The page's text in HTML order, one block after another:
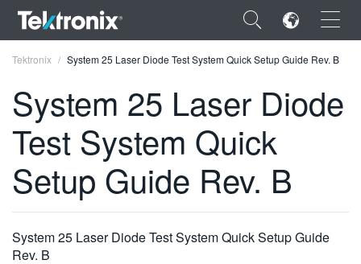
×
ENGLISH
FRANÇAIS
Tektronix System 25 Laser Diode Test System Quick Setup Guide Rev. B
System 25 Laser Diode
Test System Quick
Setup Guide Rev. B
System 25 Laser Diode Test System Quick Setup Guide
Rev. B